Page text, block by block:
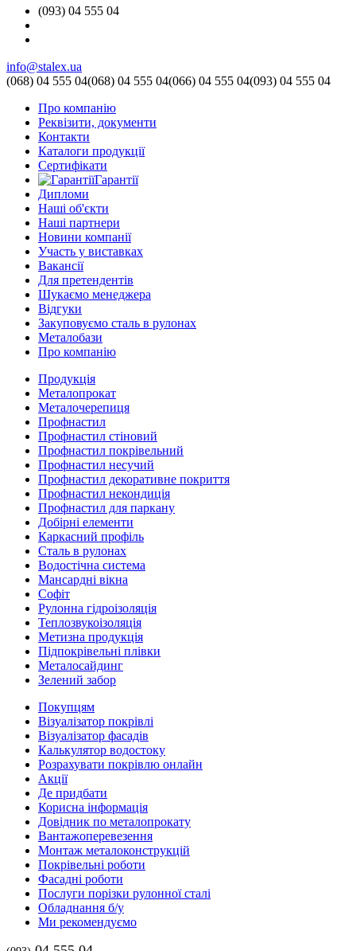
(093) 04 555 04
info@stalex.ua
(068) 04 555 04(068) 04 555 04(066) 04 555 04(093) 04 555 04
Про компанію
Реквізити, документи
Контакти
Каталоги продукції
Сертифікати
Гарантії
Дипломи
Наші об'єкти
Наші партнери
Новини компанії
Участь у виставках
Вакансії
Для претендентів
Шукаємо менеджера
Відгуки
Закуповуємо сталь в рулонах
Металобази
Про компанію
Продукція
Металопрокат
Металочерепиця
Профнастил
Профнастил стіновий
Профнастил покрівельний
Профнастил несучий
Профнастил декоративне покриття
Профнастил некондиція
Профнастил для паркану
Добірні елементи
Каркасний профіль
Сталь в рулонах
Водостічна система
Мансардні вікна
Софіт
Рулонна гідроізоляція
Теплозвукоізоляція
Метизна продукція
Підпокрівельні плівки
Металосайдинг
Зелений забор
Покупцям
Візуалізатор покрівлі
Візуалізатор фасадів
Калькулятор водостоку
Розрахувати покрівлю онлайн
Акції
Де придбати
Корисна інформація
Довідник по металопрокату
Вантажоперевезення
Монтаж металоконструкцій
Покрівельні роботи
Фасадні роботи
Послуги порізки рулонної сталі
Обладнання б/у
Ми рекомендуємо